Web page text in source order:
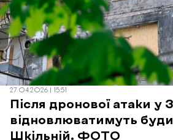
27.04.2026 | 15:51
Після дронової атаки у
відновлюватимуть
Шкільній. ФОТО